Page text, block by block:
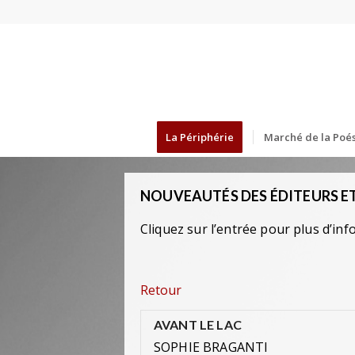
La Périphérie Marché de la
NOUVEAUTÉS DES ÉDITEURS
Cliquez sur l’entrée pour plus
Retour
AVANT LE LAC
SOPHIE BRAGANTI